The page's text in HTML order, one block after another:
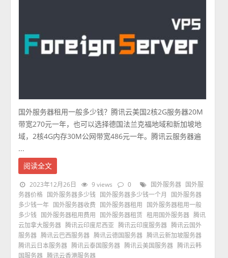
国外服务器租用一般多少钱？腾讯云美国2核2G服务器20M
带宽270元一年，也可以选择德国法兰克福地域和新加坡地
域，2核4G内存30M公网带宽486元一年。腾讯云服务器遍
...
阅读全文
2023年12月26日 9 views 0 国外服务器
国外服
务器价格
国外服务器多少钱 国外服务器多少钱一个月
国外服务器
多少钱一年
国外服务器收费 国外服务器租用
国外服务器租用一般
多少钱
国外服务器租用费用 国外服务器租赁 租用国外服务器 腾讯
云加拿大服务器 腾讯云印度尼西亚 腾讯云印度服务器 腾讯云国外
服务器 腾讯云巴西服务器 腾讯云德国服务器 腾讯云新加坡服务器
腾讯云日本服务器 腾讯云泰国服务器 腾讯云美国服务器 腾讯云韩
国服务器 腾讯云香港服务器